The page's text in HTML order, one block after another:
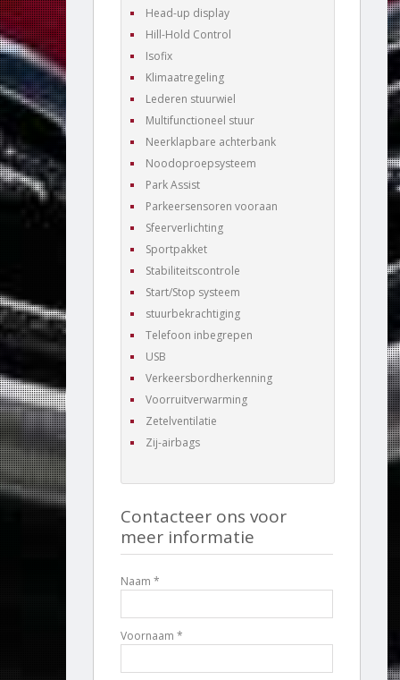
Head-up display
Hill-Hold Control
Isofix
Klimaatregeling
Lederen stuurwiel
Multifunctioneel stuur
Neerklapbare achterbank
Noodoproepsysteem
Park Assist
Parkeersensoren vooraan
Sfeerverlichting
Sportpakket
Stabiliteitscontrole
Start/Stop systeem
stuurbekrachtiging
Telefoon inbegrepen
USB
Verkeersbordherkenning
Voorruitverwarming
Zetelventilatie
Zij-airbags
Contacteer ons voor
meer informatie
Naam *
Voornaam *